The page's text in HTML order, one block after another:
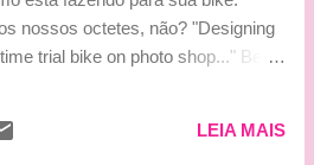
do campeonato, mas,...
nossos octetes, não? "Designing
trial bike on photo shop..." Bem
voltado para a aerodinâmica,
LEIA MAIS